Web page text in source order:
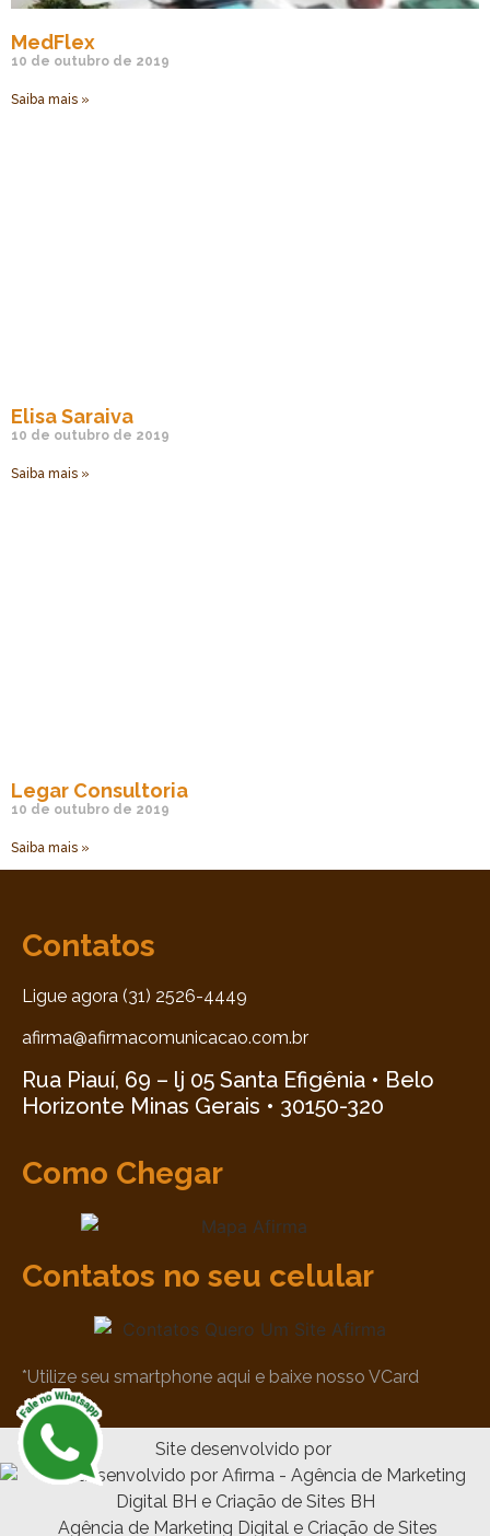
MedFlex
10 de outubro de 2019
Saiba mais »
Elisa Saraiva
10 de outubro de 2019
Saiba mais »
Legar Consultoria
10 de outubro de 2019
Saiba mais »
Contatos
Ligue agora (31) 2526-4449
afirma@afirmacomunicacao.com.br
Rua Piauí, 69 – lj 05 Santa Efigênia • Belo
Horizonte Minas Gerais • 30150-320
Como Chegar
Contatos no seu celular
*Utilize seu smartphone aqui e baixe nosso VCard
Site desenvolvido por
Agência de Marketing Digital e Criação de Sites